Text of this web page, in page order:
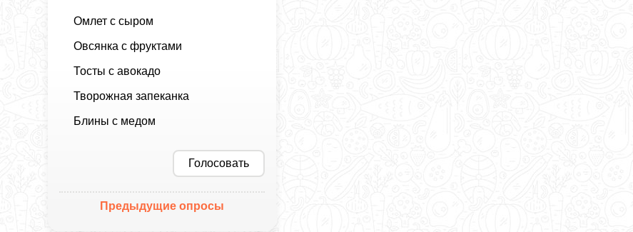
Омлет с сыром
Овсянка с фруктами
Тосты с авокадо
Творожная запеканка
Блины с медом
Голосовать
Предыдущие опросы